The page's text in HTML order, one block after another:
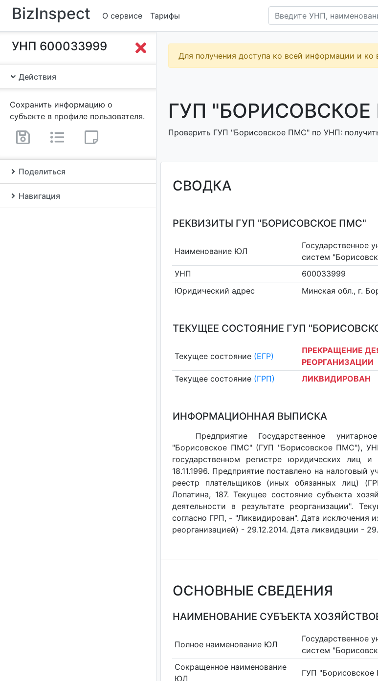
BizInspect О сервисе Тарифы
УНП 600033999
Действия
Сохранить информацию о
субъекте в профиле пользователя.
Поделиться
Навигация
Для получения доступа ко всей информации и
ГУП "БОРИСОВСКОЕ
Проверить ГУП "Борисовское ПМС" по УНП:
СВОДКА
РЕКВИЗИТЫ ГУП "БОРИСОВСКОЕ ПМС"
Наименование ЮЛ
Государственное
систем
УНП
600033999
Юридический адрес
Минская обл., г.
ТЕКУЩЕЕ СОСТОЯНИЕ ГУП
Текущее состояние (ЕГР)
ПРЕКРАЩЕНИЕ
РЕОРГАНИЗАЦИИ
Текущее состояние (ГРП) ЛИКВИДИРОВАН
ИНФОРМАЦИОННАЯ ВЫПИСКА
Предприятие Государственное
"Борисовское ПМС" (ГУП "Борисовское ПМС"),
государственном регистре юридических лиц и
18.11.1996. Предприятие поставлено на налоговый
реестр плательщиков (иных обязанных лиц)
Лопатина, 187. Текущее состояние субъекта
деятельности в результате реорганизации".
согласно ГРП, - "Ликвидирован". Дата исключения
реорганизацией) - 29.12.2014. Дата ликвидации -
ОСНОВНЫЕ СВЕДЕНИЯ
НАИМЕНОВАНИЕ СУБЪЕКТА
Полное наименование ЮЛ
Государственное
систем
Сокращенное наименование
ЮЛ
ГУП